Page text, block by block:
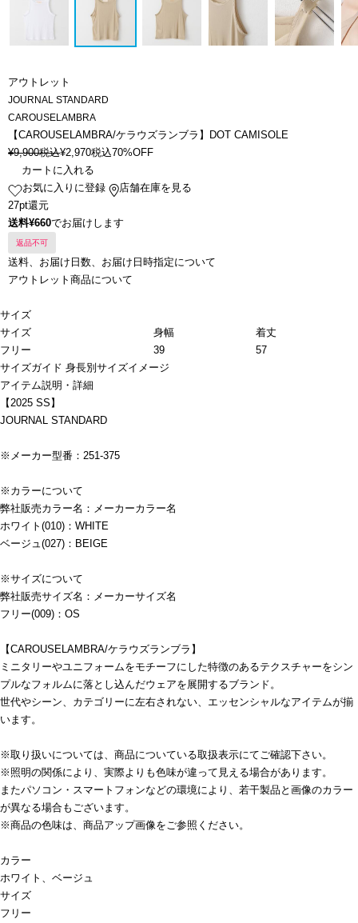
アウトレット
JOURNAL STANDARD
CAROUSELAMBRA
【CAROUSELAMBRA/ケラウズランブラ】DOT CAMISOLE
¥9,900税込¥2,970税込70%OFF
カートに入れる
お気に入りに登録
店舗在庫を見る
27pt還元
送料¥660でお届けします
返品不可
送料、お届け日数、お届け日時指定について
アウトレット商品について
サイズ
サイズ
身幅
着丈
フリー
39
57
サイズガイド 身長別サイズイメージ
アイテム説明・詳細
【2025 SS】
JOURNAL STANDARD
※メーカー型番：251-375
※カラーについて
弊社販売カラー名：メーカーカラー名
ホワイト(010)：WHITE
ベージュ(027)：BEIGE
※サイズについて
弊社販売サイズ名：メーカーサイズ名
フリー(009)：OS
【CAROUSELAMBRA/ケラウズランブラ】
ミニタリーやユニフォームをモチーフにした特徴のあるテクスチャーをシン
プルなフォルムに落とし込んだウェアを展開するブランド。
世代やシーン、カテゴリーに左右されない、エッセンシャルなアイテムが揃
います。
※取り扱いについては、商品についている取扱表示にてご確認下さい。
※照明の関係により、実際よりも色味が違って見える場合があります。
またパソコン・スマートフォンなどの環境により、若干製品と画像のカラー
が異なる場合もございます。
※商品の色味は、商品アップ画像をご参照ください。
カラー
ホワイト、ベージュ
サイズ
フリー